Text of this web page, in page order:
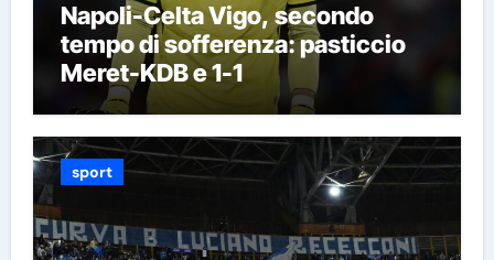
Napoli-Celta Vigo, secondo
tempo di sofferenza: pasticcio
Meret-KDB e 1-1
sport